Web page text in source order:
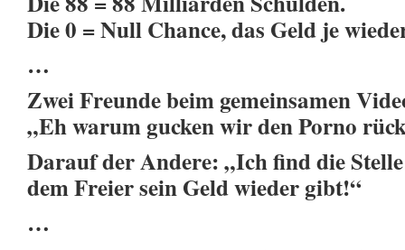
Die 0 = Null Chance, das Geld je
…
Zwei Freunde beim gemeinsamen
„Eh warum gucken wir den Porno
Darauf der Andere: „Ich find die
dem Freier sein Geld wieder gibt!“
…